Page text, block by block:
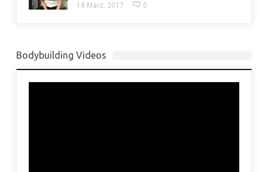
18 März, 2017 0
Bodybuilding Videos